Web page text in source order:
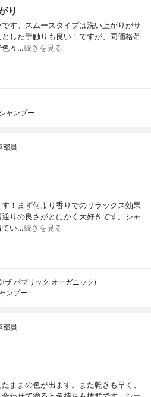
り
す。スムースタイプは洗い上がりがサ
した手触りも良い！ですが、同価格帯
色々…続きを見る
ャンプー
部員
！まず何より香りでのリラックス効果
りの良さがとにかく大好きです。シャ
てい…続きを見る
ザ パブリック オーガニック)
ンプー
部員
ままの色が出ます。また乾きも早く、